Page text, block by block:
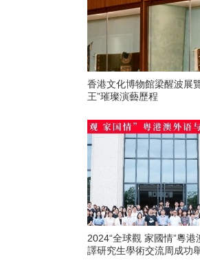
香港文化博物館梁醒波展
王”璀璨演藝歷程
2024“全球觀 家國情”粵港
譯研究生學術交流周成功